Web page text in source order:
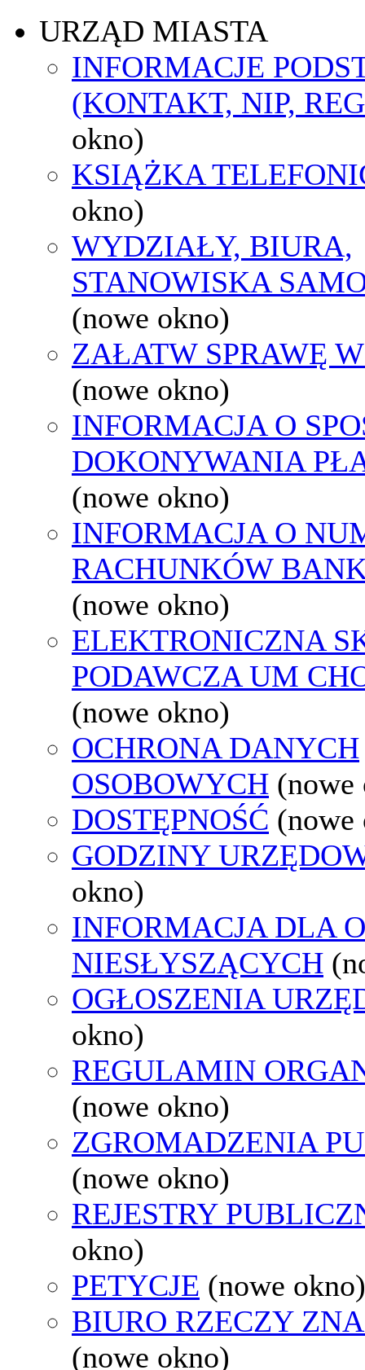
URZĄD MIASTA
INFORMACJE
(KONTAKT, NIP,
okno)
KSIĄŻKA
okno)
WYDZIAŁY, BIURA,
STANOWISKA
(nowe okno)
ZAŁATW SPRAWĘ
(nowe okno)
INFORMACJA O
DOKONYWANIA
(nowe okno)
INFORMACJA O
RACHUNKÓW
(nowe okno)
ELEKTRONICZNA
PODAWCZA UM
(nowe okno)
OCHRONA DANYCH
OSOBOWYCH (nowe
DOSTĘPNOŚĆ (nowe
GODZINY
okno)
INFORMACJA DLA
NIESŁYSZĄCYCH
OGŁOSZENIA
okno)
REGULAMIN
(nowe okno)
ZGROMADZENIA
(nowe okno)
REJESTRY
okno)
PETYCJE (nowe okno)
BIURO RZECZY
(nowe okno)